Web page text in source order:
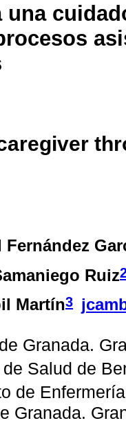
una
Ruiz
Martín3
Granada.
Salud de
de
Granada.